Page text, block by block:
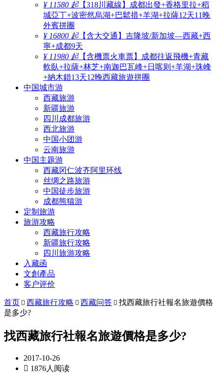
¥ 11580 起【318川藏線】成都出發+香格里拉+稻
城亞丁+波密然烏湖+巴鬆措+羊湖+拉薩12天11晚
外賓拼團
¥ 16800 起【含大交通】吉隆坡/新加坡—西藏+西
寧+成都9天
¥ 11980 起【含機票火車票】成都往返飛機+青藏
軟臥+拉薩+林芝+南迦巴瓦峰+日喀则+羊湖+珠峰
+納木錯13天12晚西藏旅遊拼團
中国城市游
西藏旅游
新疆旅游
四川成都旅游
西北旅游
中国小团游
云南旅游
中国主题游
西藏冈仁波齐阿里环线
丝绸之路旅游
中国徒步旅游
成都熊猫游
定制旅游
旅游攻略
西藏旅行攻略
新疆旅行攻略
四川旅游攻略
入藏函
文創產品
客户评价
首页  西藏旅行攻略  西藏问答  找西藏旅行社報名旅遊價格
是多少?
找西藏旅行社報名旅遊價格是多少?
2017-10-26
 1876人阅读